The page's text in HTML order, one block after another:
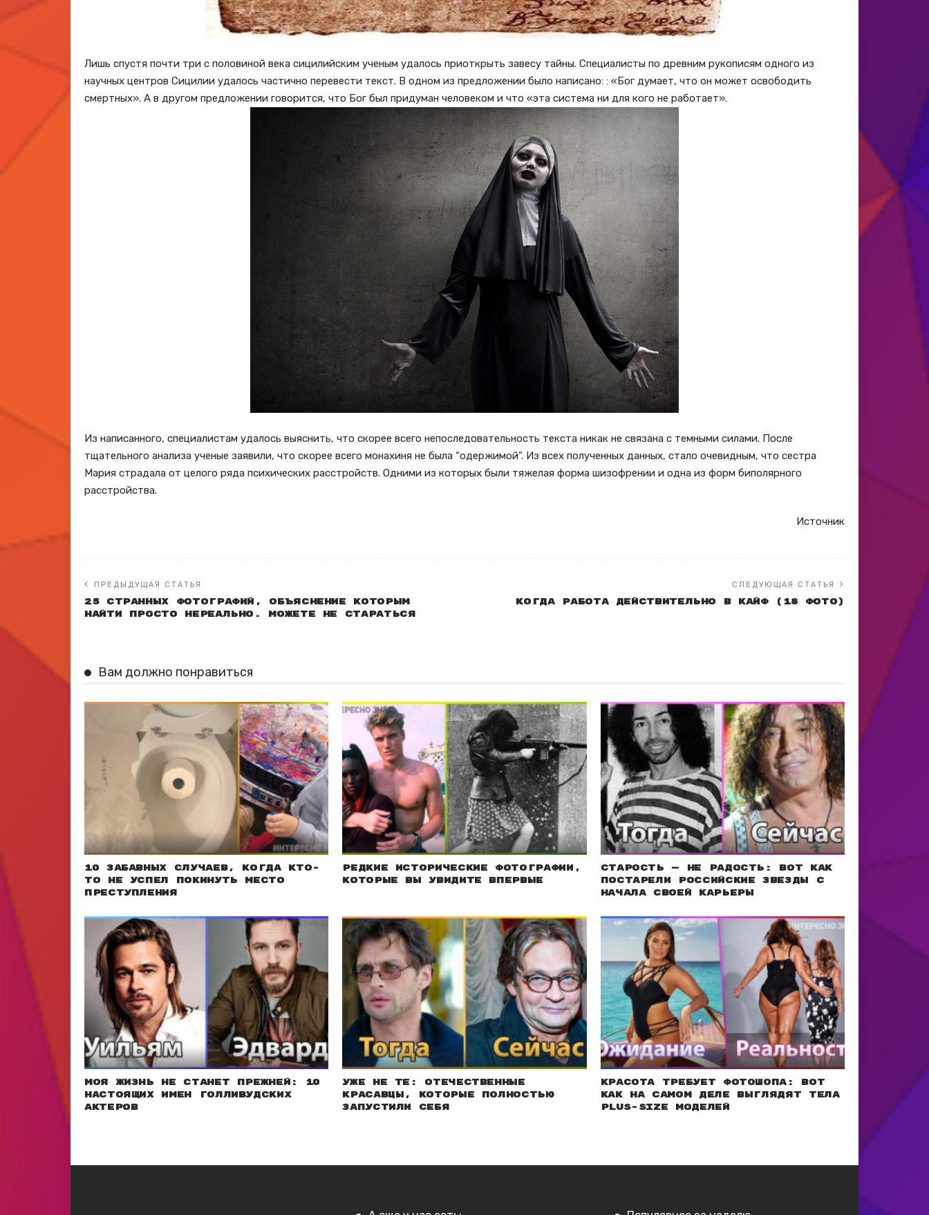
Лишь спустя почти три с половиной века сицилийским ученым удалось приоткрыть завесу тайны. Специалисты по древним рукописям одного из
научных центров Сицилии удалось частично перевести текст. В одном из предложении было написано: : «Бог думает, что он может освободить
смертных». А в другом предложении говорится, что Бог был придуман человеком и что «эта система ни для кого не работает».
Из написанного, специалистам удалось выяснить, что скорее всего непоследовательность текста никак не связана с темными силами. После
тщательного анализа ученые заявили, что скорее всего монахиня не была “одержимой”. Из всех полученных данных, стало очевидным, что сестра
Мария страдала от целого ряда психических расстройств. Одними из которых были тяжелая форма шизофрении и одна из форм биполярного
расстройства.
Источник
ПРЕДЫДУЩАЯ СТАТЬЯ
25 странных фотографий, объяснение которым
найти просто нереально. Можете не стараться
СЛЕДУЮЩАЯ СТАТЬЯ
Когда работа действительно в кайф (18 фото)
Вам должно понравиться
10 забавных случаев, когда кто-
то не успел покинуть место
преступления
Редкие исторические фотографии,
которые вы увидите впервые
Старость — не радость: Вот как
постарели российские звезды с
начала своей карьеры
Моя жизнь не станет прежней: 10
настоящих имен голливудских
актеров
Уже не те: Отечественные
красавцы, которые полностью
запустили себя
Красота требует фотошопа: Вот
как на самом деле выглядят тела
plus-size моделей